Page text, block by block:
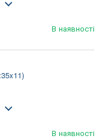
В наявності
В наявності